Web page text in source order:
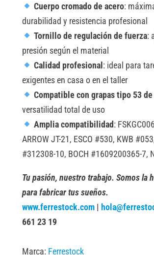
Cuerpo cromado de acero:
durabilidad y resistencia profesional
Tornillo de regulación de fuerza:
presión según el material
Calidad profesional: ideal para
exigentes en casa o en el taller
Compatible con grapas tipo 53 de
versatilidad total de uso
Amplia compatibilidad:
ARROW JT-21, ESCO #530, KWB
#312308-10, BOCH #1609200365-7,
Tu pasión, nuestro trabajo. Somos la
para fabricar tus sueños.
www.ferrestock.com|
661 23 19
Marca: Ferrestock